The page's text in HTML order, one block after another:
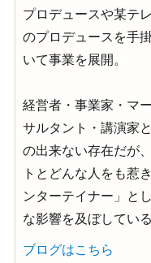
プロデュースや某テ
のプロデュースを手
いて事業を展開。
経営者・事業家・マ
サルタント・講演家
の出来ない存在だが
トとどんな人をも惹
ンターテイナー」と
な影響を及ぼしている
ブログはこちら